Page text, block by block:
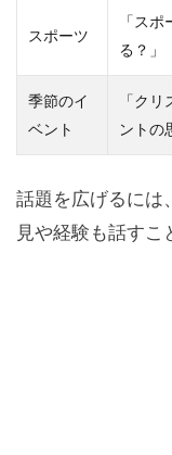
スポーツ
「ス
る？」
季節のイ
ベント
「ク
ントの
話題を広げるには
見や経験も話すこ